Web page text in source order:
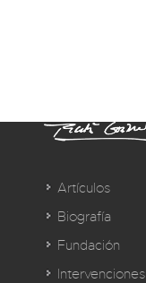
Artículos
Biografía
Fundación
Intervenciones